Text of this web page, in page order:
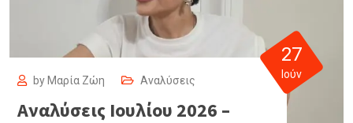
by Μαρία Ζώη Αναλύσεις
Αναλύσεις Ιουλίου 2026 –
27
Ιούν